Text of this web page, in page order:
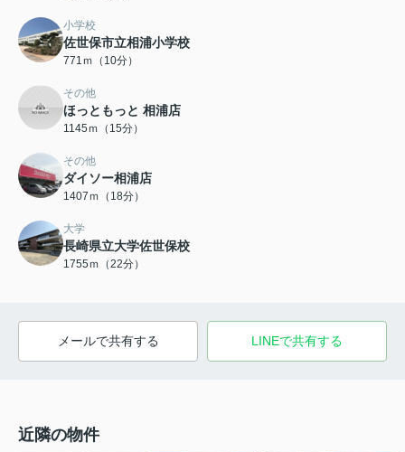
小学校
佐世保市立相浦小学校
771ｍ（10分）
その他
ほっともっと 相浦店
1145ｍ（15分）
その他
ダイソー相浦店
1407ｍ（18分）
大学
長崎県立大学佐世保校
1755ｍ（22分）
メールで共有する LINEで共有する
近隣の物件